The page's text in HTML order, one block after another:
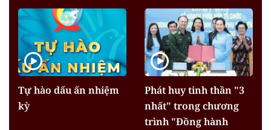
Tự hào dấu ấn nhiệm
kỳ
Phát huy tinh thần "3
nhất" trong chương
trình "Đồng hành